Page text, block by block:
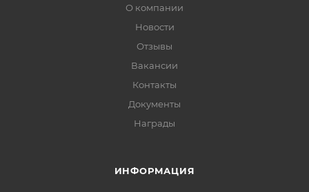
О компании
Новости
Отзывы
Вакансии
Контакты
Документы
Награды
ИНФОРМАЦИЯ